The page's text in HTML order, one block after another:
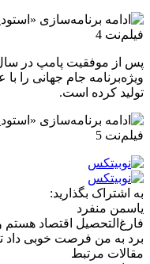
پس از موفقیت پامپ در
ویژه‌برنامه جام جهانی را
تولید کرده است.
به اشتراک بگذارید:
یاسمن منفرد
فارغ‌التحصیل اقتصاد
برد به من فرصت خوبی داد
مقالات مرتبط